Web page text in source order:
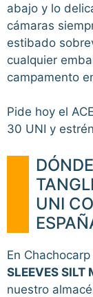
abajo y lo
cámaras
estibado
cualquier
campamento
Pide hoy el
30 UNI y
UNI
En
SLEEVES SILT
nuestro